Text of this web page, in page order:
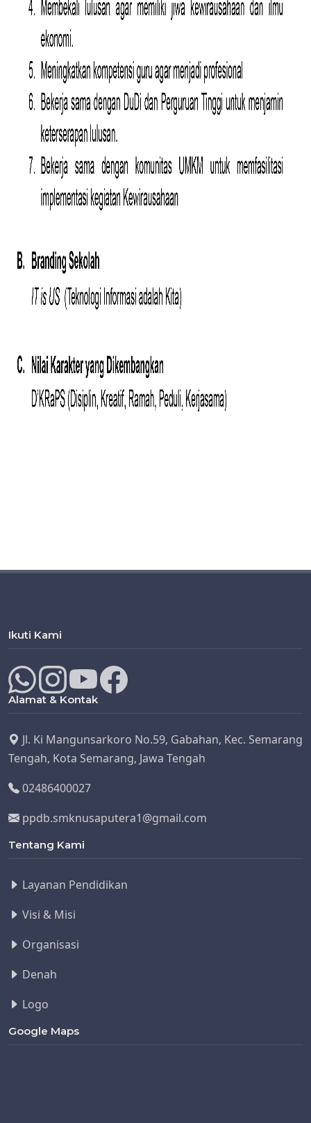
Ikuti Kami
Alamat & Kontak
Jl. Ki Mangunsarkoro No.59, Gabahan, Kec. Semarang
Tengah, Kota Semarang, Jawa Tengah
02486400027
ppdb.smknusaputera1@gmail.com
Tentang Kami
Layanan Pendidikan
Visi & Misi
Organisasi
Denah
Logo
Google Maps